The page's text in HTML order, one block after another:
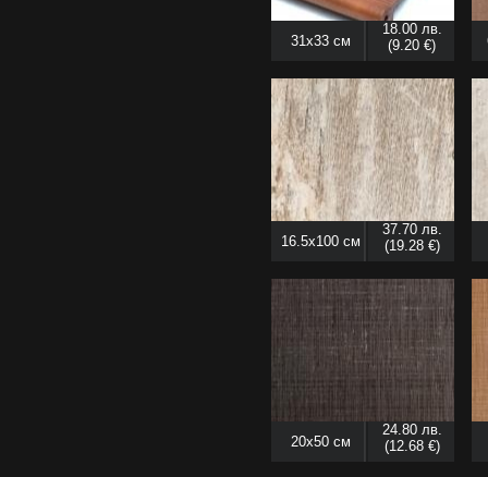
31x33 см
18.00 лв.
(9.20 €)
16.5x100 см
37.70 лв.
(19.28 €)
20x50 см
24.80 лв.
(12.68 €)